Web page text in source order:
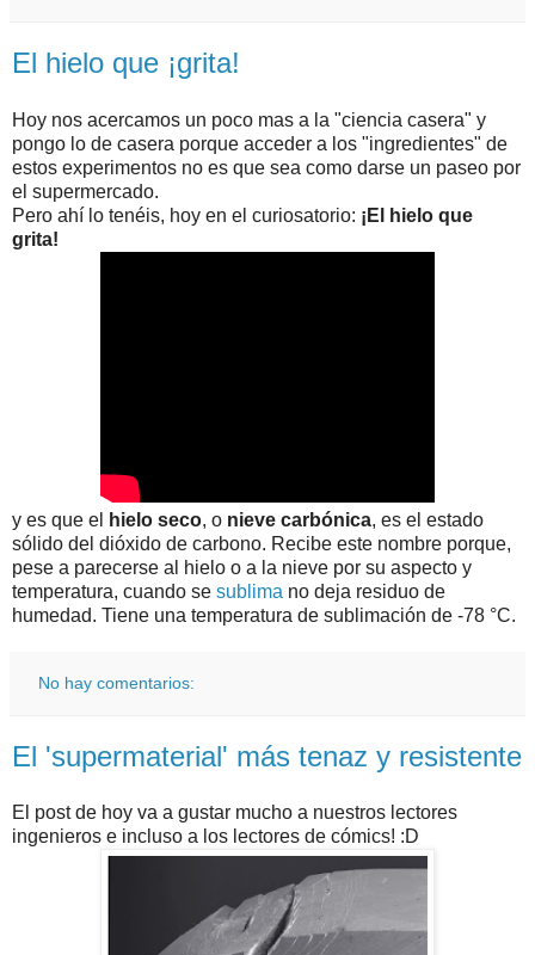
El hielo que ¡grita!
Hoy nos acercamos un poco mas a la "ciencia casera" y
pongo lo de casera porque acceder a los "ingredientes" de
estos experimentos no es que sea como darse un paseo por
el supermercado.
Pero ahí lo tenéis, hoy en el curiosatorio: ¡El hielo que
grita!
y es que el hielo seco, o nieve carbónica, es el estado
sólido del dióxido de carbono. Recibe este nombre porque,
pese a parecerse al hielo o a la nieve por su aspecto y
temperatura, cuando se sublima no deja residuo de
humedad. Tiene una temperatura de sublimación de -78 °C.
No hay comentarios:
El 'supermaterial' más tenaz y resistente
El post de hoy va a gustar mucho a nuestros lectores
ingenieros e incluso a los lectores de cómics! :D